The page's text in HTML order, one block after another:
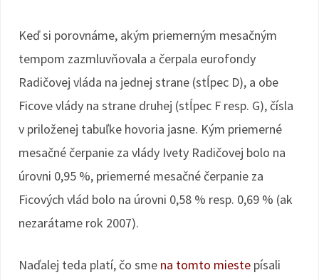
Keď si porovnáme, akým priemerným mesačným
tempom zazmluvňovala a čerpala eurofondy
Radičovej vláda na jednej strane (stĺpec D), a obe
Ficove vlády na strane druhej (stĺpec F resp. G), čísla
v priloženej tabuľke hovoria jasne. Kým priemerné
mesačné čerpanie za vlády Ivety Radičovej bolo na
úrovni 0,95 %, priemerné mesačné čerpanie za
Ficových vlád bolo na úrovni 0,58 % resp. 0,69 % (ak
nezarátame rok 2007).
Naďalej teda platí, čo sme na tomto mieste písali